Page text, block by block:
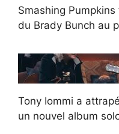
Smashing
du Brady Bunch au
Tony Iommi a
un nouvel album